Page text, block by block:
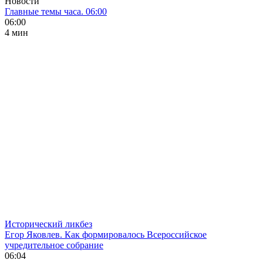
Главные темы часа. 06:00
06:00
4 мин
Исторический ликбез
Егор Яковлев. Как формировалось Всероссийское
учредительное собрание
06:04